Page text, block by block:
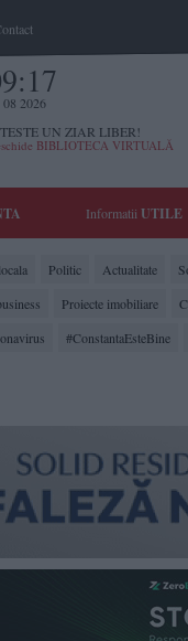
08 2026
UN ZIAR LIBER!
BIBLIOTECA VIRTUALĂ
Informatii UTILE
Politic Actualitate
Proiecte imobiliare
#ConstantaEsteBine